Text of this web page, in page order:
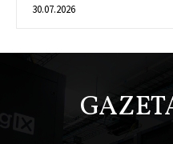
30.07.2026